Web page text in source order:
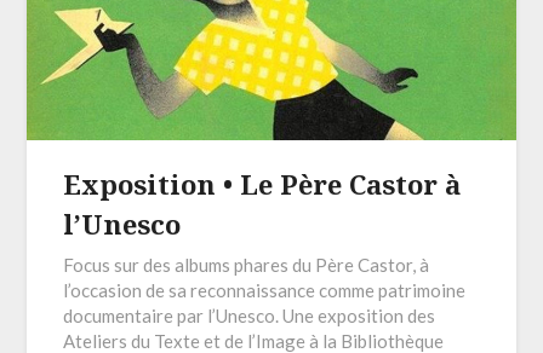
Exposition • Le Père Castor à
l’Unesco
Focus sur des albums phares du Père Castor, à
l’occasion de sa reconnaissance comme patrimoine
documentaire par l’Unesco. Une exposition des
Ateliers du Texte et de l’Image à la Bibliothèque